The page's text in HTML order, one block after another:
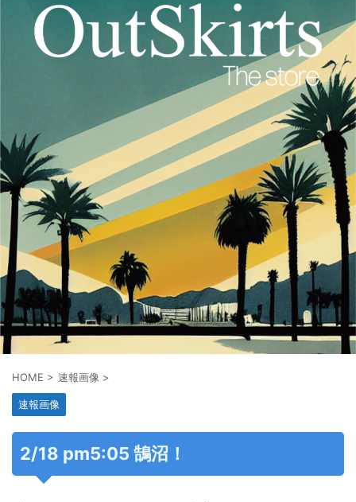
HOME > 速報画像 >
速報画像
2/18 pm5:05 鵠沼！